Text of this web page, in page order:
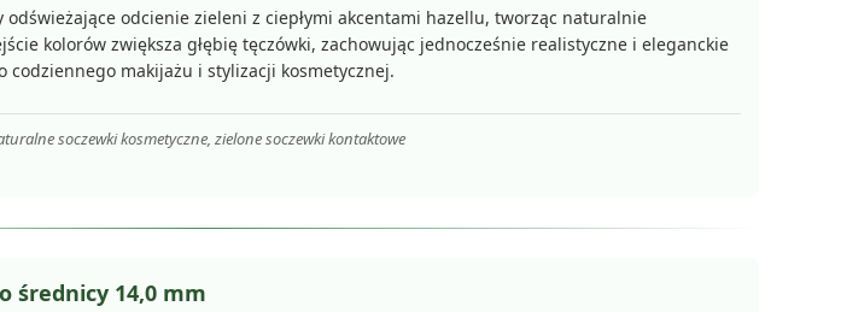
odświeżające odcienie zieleni z ciepłymi akcentami hazellu, tworząc naturalnie
kolorów zwiększa głębię tęczówki, zachowując jednocześnie realistyczne i eleganckie
codziennego makijażu i stylizacji kosmetycznej.
soczewki kosmetyczne, zielone soczewki kontaktowe
średnicy 14,0 mm